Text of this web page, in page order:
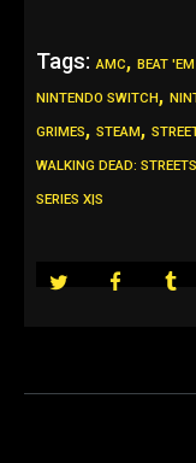
Tags: AMC, BEAT
NINTENDO SWITCH,
GRIMES, STEAM,
WALKING DEAD:
SERIES X|S